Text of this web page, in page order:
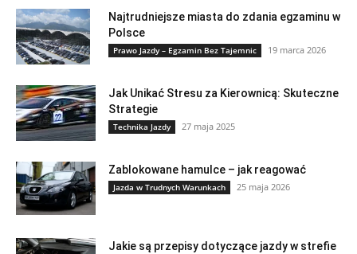
Najtrudniejsze miasta do zdania egzaminu w
Polsce
Prawo Jazdy – Egzamin Bez Tajemnic 19 marca 2026
Jak Unikać Stresu za Kierownicą: Skuteczne
Strategie
Technika Jazdy 27 maja 2025
Zablokowane hamulce – jak reagować
Jazda w Trudnych Warunkach 25 maja 2026
Jakie są przepisy dotyczące jazdy w strefie